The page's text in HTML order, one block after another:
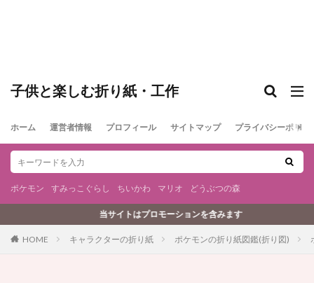
子供と楽しむ折り紙・工作
ホーム 運営者情報 プロフィール サイトマップ プライバシーポリシ
ポケモン すみっこぐらし ちいかわ マリオ どうぶつの森
トはプロモーションを含みます
HOME キャラクターの折り紙 ポケモンの折り紙図鑑(折り図)